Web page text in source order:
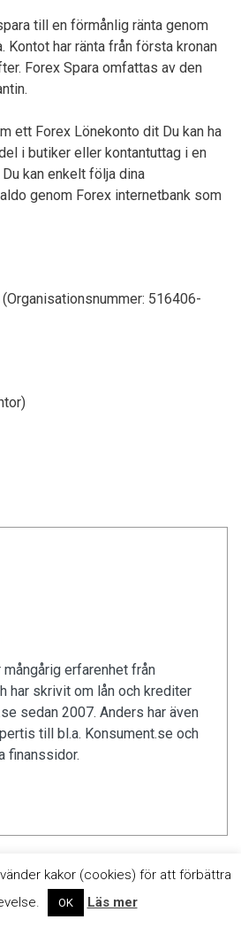
till en förmånlig ränta genom
Kontot har ränta från första kronan
Forex Spara omfattas av den
ett Forex Lönekonto dit Du kan ha
i butiker eller kontantuttag i en
kan enkelt följa dina
genom Forex internetbank som
(Organisationsnummer: 516406-
erfarenhet från
har skrivit om lån och krediter
sedan 2007. Anders har även
till bl.a. Konsument.se och
finanssidor.
- Box 1029, 116 30 Stockholm,
Sverige
kakor (cookies) för att förbättra
OK Läs mer